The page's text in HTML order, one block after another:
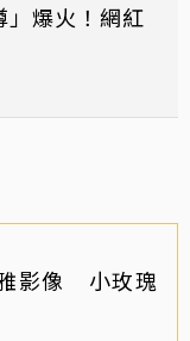
爆火！網紅
影像 小玫瑰